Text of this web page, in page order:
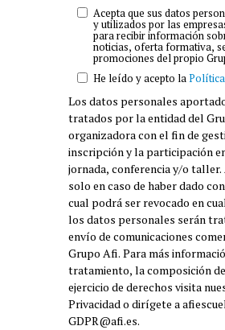
Acepta que sus datos
y utilizados por las
para recibir información
noticias, oferta formativa,
promociones del propio
He leído y acepto la
Los datos personales
tratados por la entidad del
organizadora con el fin de
inscripción y la participación
jornada, conferencia y/o taller.
solo en caso de haber dado
cual podrá ser revocado en
los datos personales serán
envío de comunicaciones
Grupo Afi. Para más
tratamiento, la composición
ejercicio de derechos visita
Privacidad o dirígete a
GDPR@afi.es.